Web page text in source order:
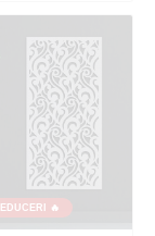
, care se obține
presiune.
ca formă și cu
tăia șidetalii
🔥